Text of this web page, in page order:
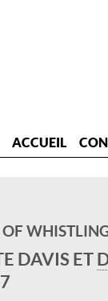
ACCUEIL
DAVIS ET